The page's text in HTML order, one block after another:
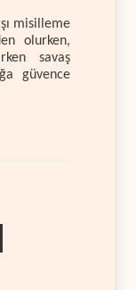
misilleme
olurken,
savaş
güvence